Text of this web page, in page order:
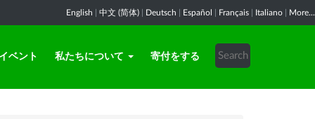
English 中文 (简体) Deutsch Español Français Italiano More...
イベント 私たちについて 寄付をする